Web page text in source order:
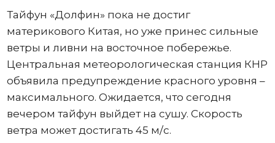
Тайфун «Долфин» пока не достиг
материкового Китая, но уже принес сильные
ветры и ливни на восточное побережье.
Центральная метеорологическая станция КНР
объявила предупреждение красного уровня –
максимального. Ожидается, что сегодня
вечером тайфун выйдет на сушу. Скорость
ветра может достигать 45 м/с.